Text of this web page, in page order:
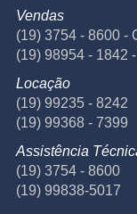
Vendas
(19) 3754 - 8600 -
(19) 98954 - 1842
Locação
(19) 99235 - 8242
(19) 99368 - 7399
Assistência
(19) 3754 - 8600
(19) 99838-5017